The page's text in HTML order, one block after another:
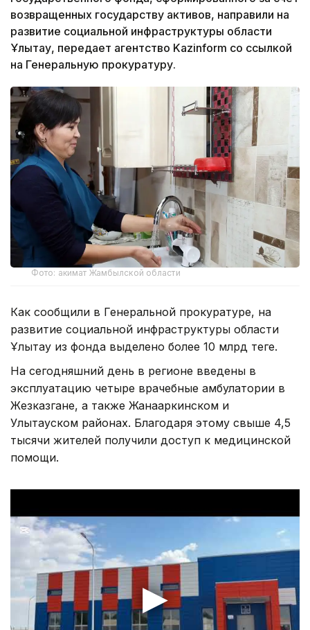
возвращенных государству активов, направили на
развитие социальной инфраструктуры области
Ұлытау, передает агентство Kazinform со ссылкой
на Генеральную прокуратуру.
Фото: акимат Жамбылской области
Как сообщили в Генеральной прокуратуре, на
развитие социальной инфраструктуры области
Ұлытау из фонда выделено более 10 млрд теңге.
На сегодняшний день в регионе введены в
эксплуатацию четыре врачебные амбулатории в
Жезказгане, а также Жанааркинском и
Улытауском районах. Благодаря этому свыше 4,5
тысячи жителей получили доступ к медицинской
помощи.